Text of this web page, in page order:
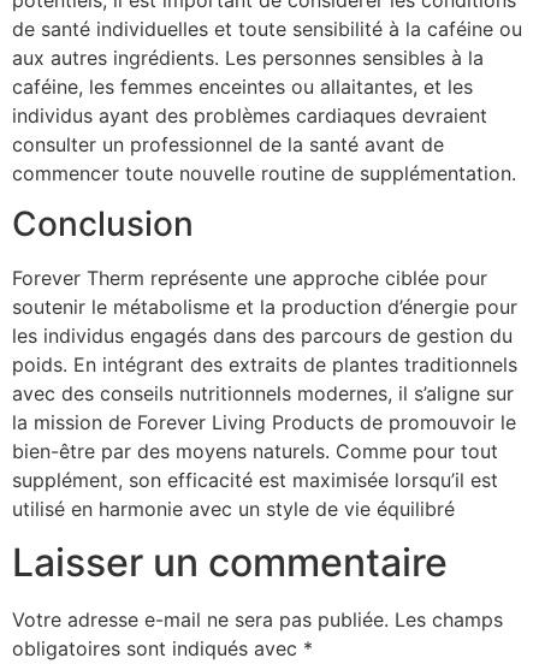
de santé individuelles et toute sensibilité à la caféine ou
aux autres ingrédients. Les personnes sensibles à la
caféine, les femmes enceintes ou allaitantes, et les
individus ayant des problèmes cardiaques devraient
consulter un professionnel de la santé avant de
commencer toute nouvelle routine de supplémentation.
Conclusion
Forever Therm représente une approche ciblée pour
soutenir le métabolisme et la production d’énergie pour
les individus engagés dans des parcours de gestion du
poids. En intégrant des extraits de plantes traditionnels
avec des conseils nutritionnels modernes, il s’aligne sur
la mission de Forever Living Products de promouvoir le
bien-être par des moyens naturels. Comme pour tout
supplément, son efficacité est maximisée lorsqu’il est
utilisé en harmonie avec un style de vie équilibré
Laisser un commentaire
Votre adresse e-mail ne sera pas publiée. Les champs
obligatoires sont indiqués avec *